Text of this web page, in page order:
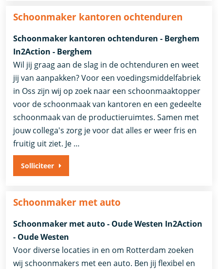
Schoonmaker kantoren ochtenduren
Schoonmaker kantoren ochtenduren - Berghem
In2Action - Berghem
Wil jij graag aan de slag in de ochtenduren en weet
jij van aanpakken? Voor een voedingsmiddelfabriek
in Oss zijn wij op zoek naar een schoonmaaktopper
voor de schoonmaak van kantoren en een gedeelte
schoonmaak van de productieruimtes. Samen met
jouw collega's zorg je voor dat alles er weer fris en
fruitig uit ziet. Je …
Solliciteer
Schoonmaker met auto
Schoonmaker met auto - Oude Westen In2Action
- Oude Westen
Voor diverse locaties in en om Rotterdam zoeken
wij schoonmakers met een auto. Ben jij flexibel en